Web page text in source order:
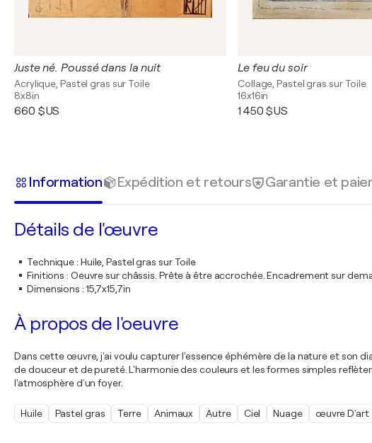
Juste né. Poussé dans la nuit
Acrylique, Pastel gras sur Toile
8x8in
660 $US
Le feu du soir
Collage, Pastel gras sur Toile
16x16in
1 450 $US
Information Expédition et retours Garantie et
Détails de l'œuvre
Technique: Huile, Pastel gras sur Toile
Finitions : Oeuvre sur châssis. Prête à être accrochée. Encadrement sur
Dimensions : 15,7x15,7in
À propos de l'oeuvre
Dans cette œuvre, j'ai voulu capturer l'essence éphémère de la nature et son
de douceur et de pureté. L'harmonie des couleurs et les formes simples
l'atmosphère d'un foyer.
Huile Pastel gras Terre Animaux Autre Ciel Nuage œuvre D'art